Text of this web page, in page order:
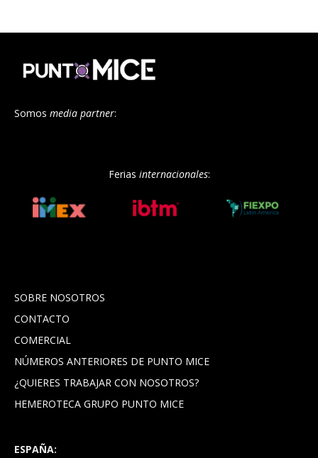
Somos media partner:
Ferias internacionales:
SOBRE NOSOTROS
CONTACTO
COMERCIAL
NÚMEROS ANTERIORES DE PUNTO MICE
¿QUIERES TRABAJAR CON NOSOTROS?
HEMEROTECA GRUPO PUNTO MICE
ESPAÑA: